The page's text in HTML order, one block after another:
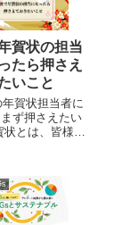
賀状の担当
たら押さえ
いこと
年賀状担当者に
ず押さえたい
状とは、皆様ご
賀状の起源は古
代頃に生まれ
いさつ回りを